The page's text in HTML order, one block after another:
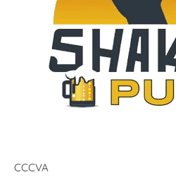
CCCVA